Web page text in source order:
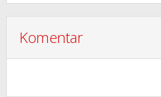
Komentar